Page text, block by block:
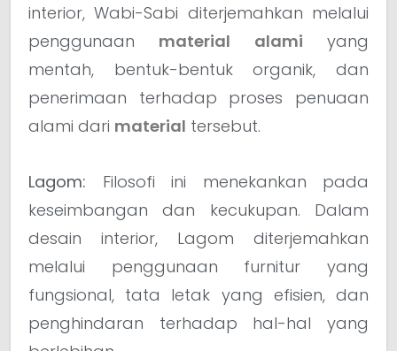
interior, Wabi-Sabi diterjemahkan melalui
penggunaan material alami yang
mentah, bentuk-bentuk organik, dan
penerimaan terhadap proses penuaan
alami dari material tersebut.
Lagom: Filosofi ini menekankan pada
keseimbangan dan kecukupan. Dalam
desain interior, Lagom diterjemahkan
melalui penggunaan furnitur yang
fungsional, tata letak yang efisien, dan
penghindaran terhadap hal-hal yang